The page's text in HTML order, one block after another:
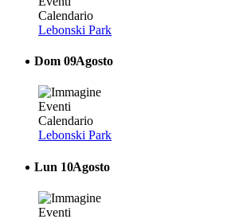
Lebonski Park
Dom 09Agosto
Lebonski Park
Lun 10Agosto